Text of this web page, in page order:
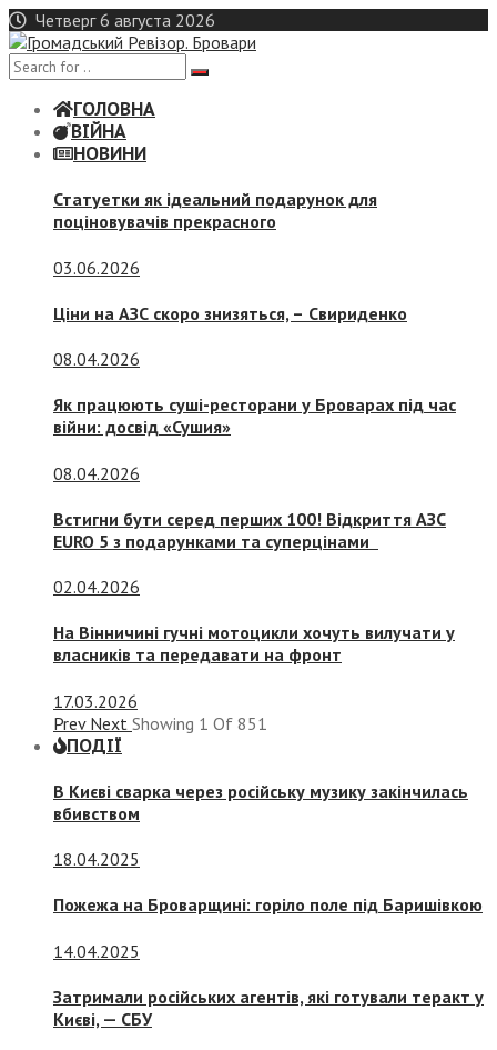
Skip
to
content
Четверг 6 августа 2026
ГОЛОВНА
ВІЙНА
НОВИНИ
Статуетки як ідеальний подарунок для
поціновувачів прекрасного
03.06.2026
Ціни на АЗС скоро знизяться, – Свириденко
08.04.2026
Як працюють суші-ресторани у Броварах під час
війни: досвід «Сушия»
08.04.2026
Встигни бути серед перших 100! Відкриття АЗС
EURO 5 з подарунками та суперцінами
02.04.2026
На Вінничині гучні мотоцикли хочуть вилучати у
власників та передавати на фронт
17.03.2026
Prev Next Showing 1 Of 851
ПОДІЇ
В Києві сварка через російську музику закінчилась
вбивством
18.04.2025
Пожежа на Броварщині: горіло поле під Баришівкою
14.04.2025
Затримали російських агентів, які готували теракт у
Києві, — СБУ